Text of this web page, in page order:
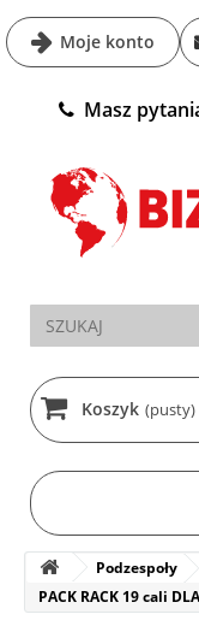
Moje konto
Masz
Koszyk (pusty)
Podzespoły
PACK RACK 19 cali